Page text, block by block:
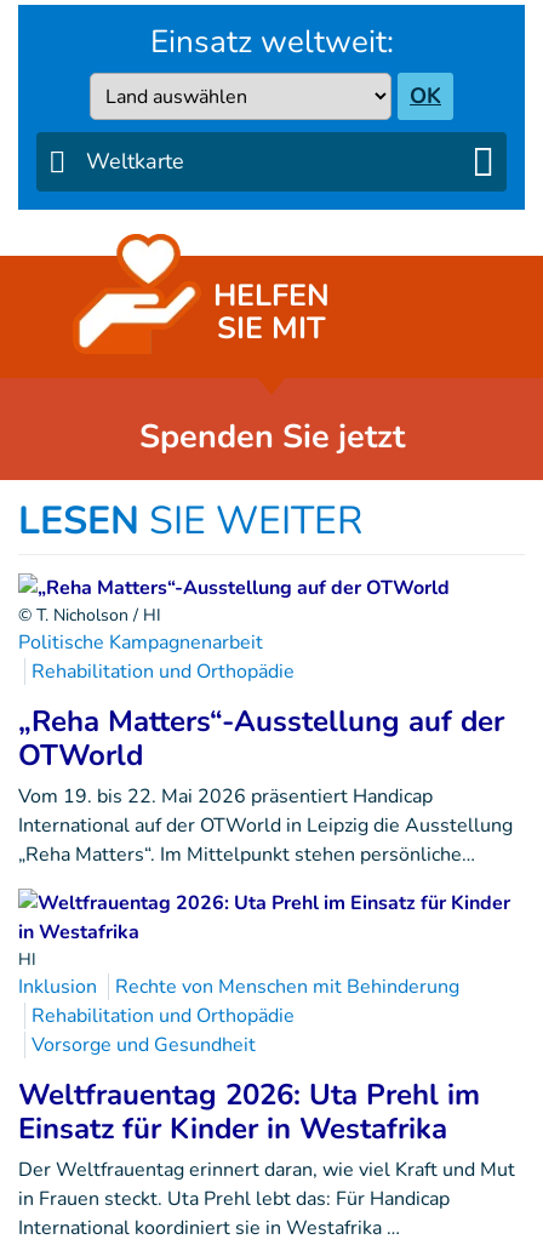
Einsatz weltweit:
Country OK
Weltkarte
HELFEN
SIE MIT
Spenden Sie jetzt
LESEN SIE WEITER
© T. Nicholson / HI
Politische Kampagnenarbeit
Rehabilitation und Orthopädie
„Reha Matters“-Ausstellung auf der
OTWorld
Vom 19. bis 22. Mai 2026 präsentiert Handicap
International auf der OTWorld in Leipzig die Ausstellung
„Reha Matters“. Im Mittelpunkt stehen persönliche…
HI
Inklusion
Rechte von Menschen mit Behinderung
Rehabilitation und Orthopädie
Vorsorge und Gesundheit
Weltfrauentag 2026: Uta Prehl im
Einsatz für Kinder in Westafrika
Der Weltfrauentag erinnert daran, wie viel Kraft und Mut
in Frauen steckt. Uta Prehl lebt das: Für Handicap
International koordiniert sie in Westafrika …